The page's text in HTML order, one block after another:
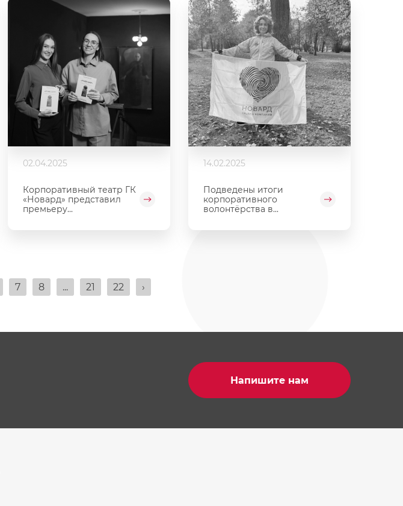
02.04.2025
Корпоративный театр ГК
«Новард» представил
премьеру...
14.02.2025
Подведены итоги
корпоративного
волонтёрства в...
7 8 ... 21 22 ›
Напишите нам